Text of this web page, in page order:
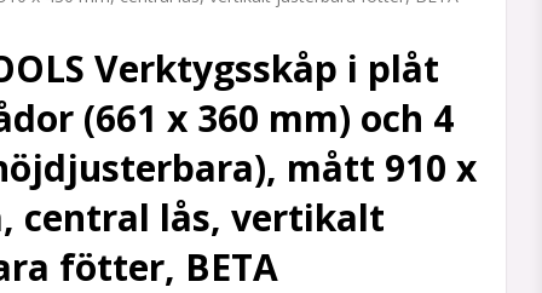
Verktygsskåp i plåt
(661 x 360 mm) och 4
mått 910 x
central lås, vertikalt
fötter, BETA